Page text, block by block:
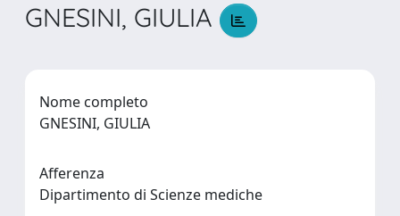
GNESINI, GIULIA
Nome completo
GNESINI, GIULIA
Afferenza
Dipartimento di Scienze mediche